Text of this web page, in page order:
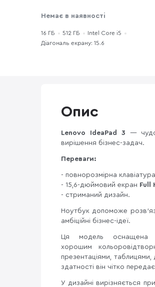
SSD 512 ГБ / Intel Iris Xe
Graphics
Немає в наявності
16 ГБ 512 ГБ
Intel Core i5
Діагональ екрану: 15.6
Опис
Lenovo IdeaPad 3 —
вирішення бізнес-задач.
Переваги:
- повнорозмірна
- 15,6-дюймовий екран Full
- стриманий дизайн.
Ноутбук допоможе
амбіційні бізнес-ідеї.
Ця модель
хорошим
презентаціями, таблицями,
здатності він чітко
У дизайні вирізняється